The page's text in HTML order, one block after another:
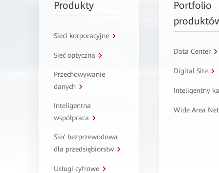
Produkty
Sieci korporacyjne
Sieć optyczna
Przechowywanie
danych
Inteligentna
współpraca
Sieć bezprzewodowa
dla przedsiębiorstw
Usługi cyfrowe
Portfolio
Data Center
Digital Site
Inteligentny
Wide Area